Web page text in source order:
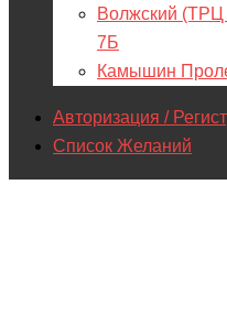
Волжский (ТРЦ
7Б
Камышин
Авторизация /
Список Желаний